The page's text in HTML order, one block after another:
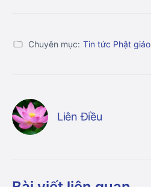
Chuyên mục: Tin tức Phật giáo
Liên Điều